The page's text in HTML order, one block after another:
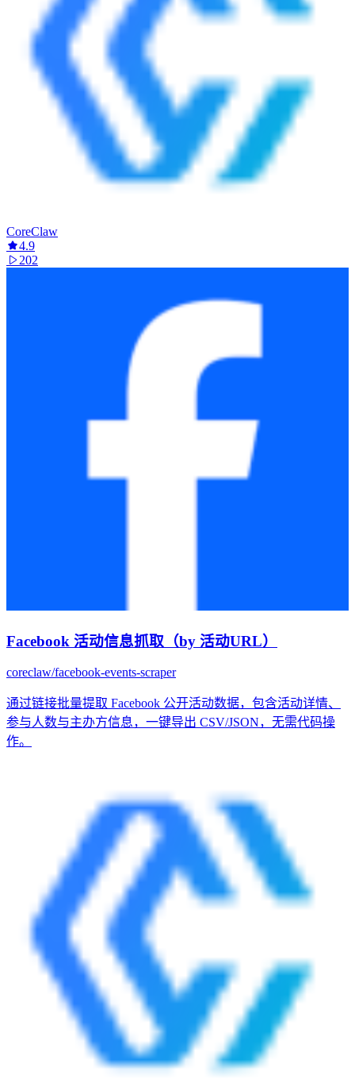
CoreClaw
4.9
202
Facebook 活动信息抓取（by 活动URL）
coreclaw/facebook-events-scraper
通过链接批量提取 Facebook 公开活动数据，包含活动详情、
参与人数与主办方信息，一键导出 CSV/JSON，无需代码操
作。